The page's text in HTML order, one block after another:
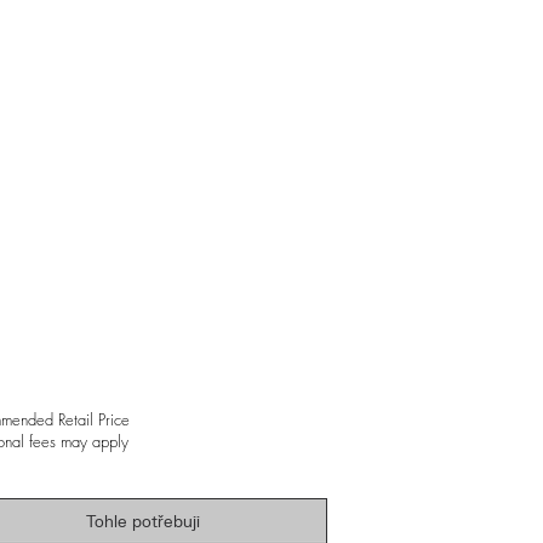
Retail Price
fees may apply
Tohle potřebuji